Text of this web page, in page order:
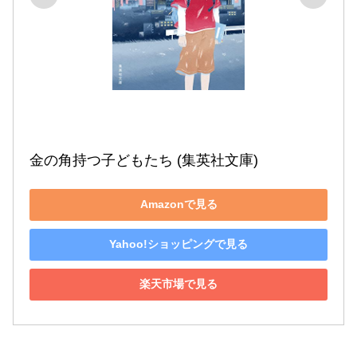
金の角持つ子どもたち (集英社文庫)
Amazonで見る
Yahoo!ショッピングで見る
楽天市場で見る